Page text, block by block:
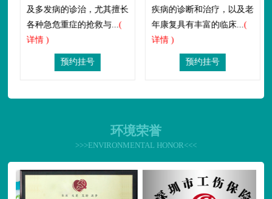
及多发病的诊治，尤其擅长
各种急危重症的抢救与...(
详情 )
预约挂号
疾病的诊断和治疗，以及老
年康复具有丰富的临床...(
详情 )
预约挂号
环境荣誉
>>>ENVIRONMENTAL HONOR<<<